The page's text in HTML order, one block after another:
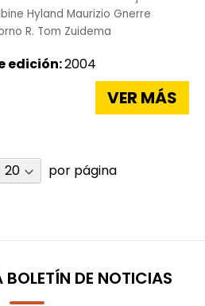
Hyland Maurizio Gnerre
R. Tom Zuidema
edición:2004
VER MÁS
por página
DE NOTICIAS